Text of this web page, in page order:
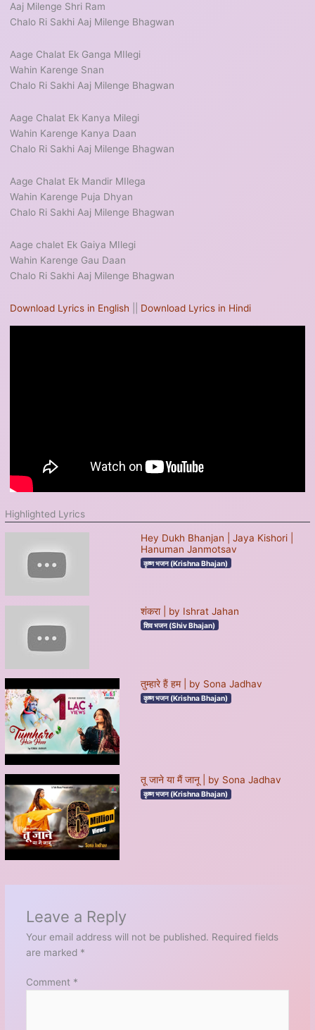
Aaj Milenge Shri Ram
Chalo Ri Sakhi Aaj Milenge Bhagwan
Aage Chalat Ek Ganga MIlegi
Wahin Karenge Snan
Chalo Ri Sakhi Aaj Milenge Bhagwan
Aage Chalat Ek Kanya Milegi
Wahin Karenge Kanya Daan
Chalo Ri Sakhi Aaj Milenge Bhagwan
Aage Chalat Ek Mandir MIlega
Wahin Karenge Puja Dhyan
Chalo Ri Sakhi Aaj Milenge Bhagwan
Aage chalet Ek Gaiya MIlegi
Wahin Karenge Gau Daan
Chalo Ri Sakhi Aaj Milenge Bhagwan
Download Lyrics in English Download Lyrics in Hindi
Highlighted Lyrics
Hey Dukh Bhanjan | Jaya Kishori |
Hanuman Janmotsav
कृष्ण भजन (Krishna Bhajan)
शंकरा | by Ishrat Jahan
शिव भजन (Shiv Bhajan)
तुम्हारे हैं हम | by Sona Jadhav
कृष्ण भजन (Krishna Bhajan)
तू जाने या मैं जानू | by Sona Jadhav
कृष्ण भजन (Krishna Bhajan)
Leave a Reply
Your email address will not be published. Required fields
are marked *
Comment *